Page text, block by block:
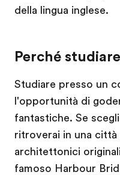
della lingua inglese.
Perché
Studiare presso un
l'opportunità di
fantastiche. Se
ritroverai in una città
architettonici
famoso Harbour